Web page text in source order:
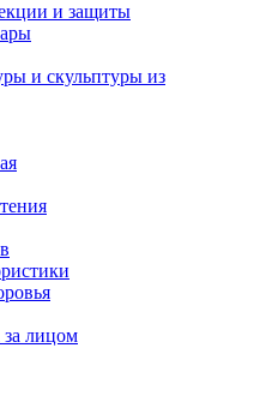
и защиты
и скульптуры из
лицом